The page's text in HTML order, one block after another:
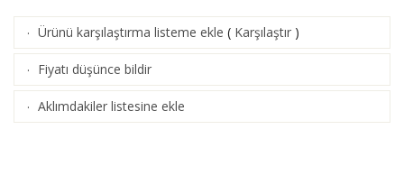
· Ürünü karşılaştırma listeme ekle ( Karşılaştır )
· Fiyatı düşünce bildir
· Aklımdakiler listesine ekle